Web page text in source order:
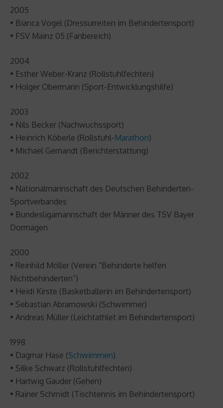
2005
• Bianca Vogel (Dressurreiten im Behindertensport)
• FSV Mainz 05 (Fanbereich)
2004
• Esther Weber-Kranz (Rollstuhlfechten)
• Holger Obermann (Sport-Entwicklungshilfe)
2003
• Nils Becker (Nachwuchssport)
• Heinrich Köberle (Rollstuhl-Marathon)
• Michael Gernandt (Berichterstattung)
2002
• Nationalmannschaft des Deutschen Behinderten-
Sportverbandes
• Bundesligamannschaft der Männer des TSV Bayer
Dormagen
2000
• Reinhild Möller (Verein “Behinderte helfen
Nichtbehinderten”)
• Heidi Kirste (Basketballerin im Behindertensport)
• Sebastian Abramowski (Schwimmer)
• Andreas Müller (Leichtathlet im Behindertensport)
1998
• Dagmar Hase (Schwimmen)
• Silke Schwarz (Rollstuhlfechten)
• Hartwig Gauder (Gehen)
• Rainer Schmidt (Tischtennis im Behindertensport)